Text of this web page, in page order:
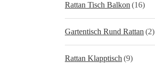
Rattan Tisch Balkon (16)
Gartentisch Rund Rattan (2)
Rattan Klapptisch (9)